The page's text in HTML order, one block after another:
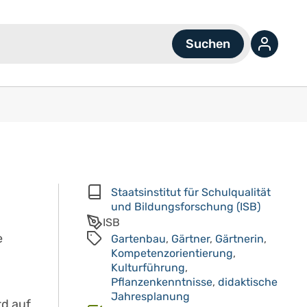
Staatsinstitut für Schulqualität
und Bildungsforschung (ISB)
ISB
Gartenbau, Gärtner, Gärtnerin,
Kompetenzorientierung,
Kulturführung,
Pflanzenkenntnisse, didaktische
Jahresplanung